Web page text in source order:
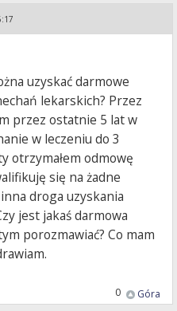
uzyskać darmowe
lekarskich? Przez
przez ostatnie 5 lat w
w leczeniu do 3
otrzymałem odmowę
się na żadne
droga uzyskania
jest jakaś darmowa
porozmawiać? Co mam
Góra
0